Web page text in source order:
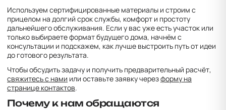
Используем сертифицированные материалы и строим с
прицелом на долгий срок службы, комфорт и простоту
дальнейшего обслуживания. Если у вас уже есть участок или
только выбираете формат будущего дома, начнём с
консультации и подскажем, как лучше выстроить путь от идеи
до готового результата.
Чтобы обсудить задачу и получить предварительный расчёт,
свяжитесь с нами или оставьте заявку черезформу на
странице контактов.
Почему к нам обращаются